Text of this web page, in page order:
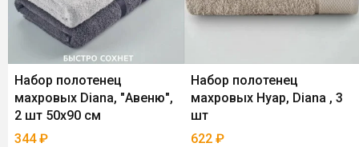
Набор полотенец
махровых Diana, "Авеню",
2 шт 50х90 см
344₽
Набор полотенец
махровых Нуар, Diana , 3
шт
622 ₽